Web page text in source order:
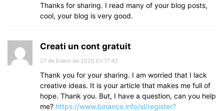
Thanks for sharing. I read many of your blog posts,
cool, your blog is very good.
Creati un cont gratuit
27 de Enero de 2026 En 17:42
Thank you for your sharing. I am worried that I lack
creative ideas. It is your article that makes me full of
hope. Thank you. But, I have a question, can you help
me? https://www.binance.info/sl/register?